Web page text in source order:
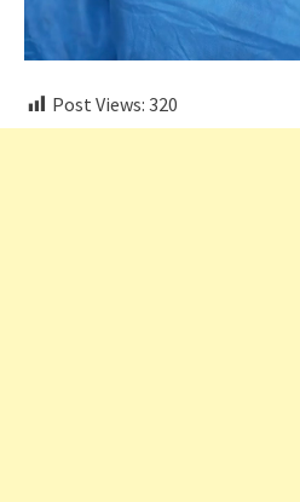
Post Views: 320